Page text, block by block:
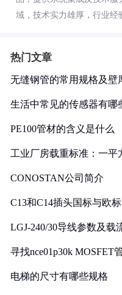
域，技术实力雄厚，行业经
热门文章
无缝钢管的常用规格及壁
生活中常见的传感器有哪
PE100管材的含义是什么
工业厂房载重标准：一平
CONOSTAN公司简介
C13和C14插头国标与欧
LGJ-240/30导线参数及载
寻找nce01p30k MOSFET
电梯的尺寸有哪些规格